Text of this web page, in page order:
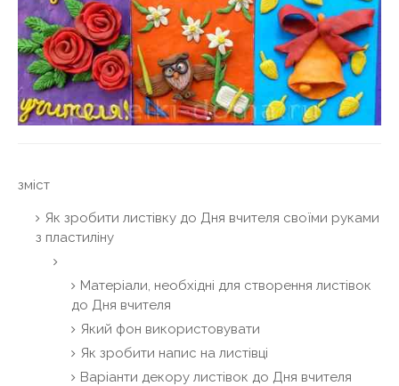
зміст
Як зробити листівку до Дня вчителя своїми руками
з пластиліну
Матеріали, необхідні для створення листівок
до Дня вчителя
Який фон використовувати
Як зробити напис на листівці
Варіанти декору листівок до Дня вчителя